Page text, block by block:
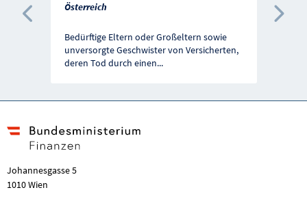
Österreich
Bedürftige Eltern oder Großeltern sowie
unversorgte Geschwister von Versicherten,
deren Tod durch einen...
Vorherige Förderung
Johannesgasse 5
1010 Wien